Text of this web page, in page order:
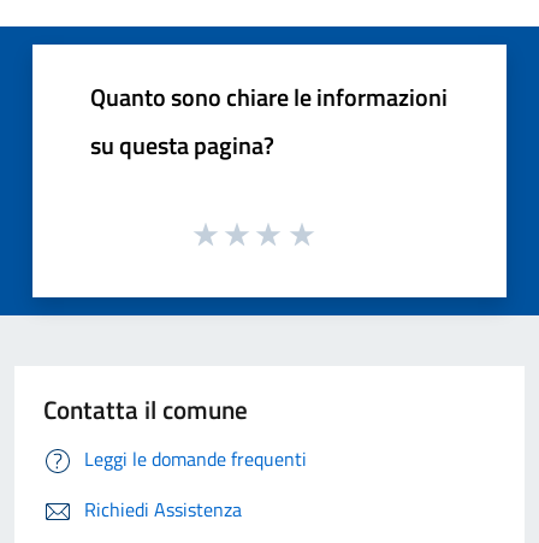
Quanto sono chiare le informazioni
su questa pagina?
Contatta il comune
Leggi le domande frequenti
Richiedi Assistenza